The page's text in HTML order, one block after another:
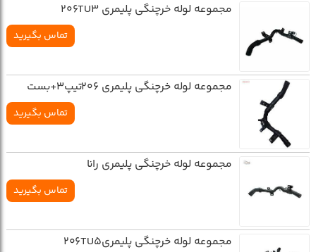
مجموعه لوله خرچنگي پليمري 206TU3
تماس بگیرید
مجموعه لوله خرچنگي پليمري 206تيپ3+بست
تماس بگیرید
مجموعه لوله خرچنگي پليمري رانا
تماس بگیرید
مجموعه لوله خرچنگي پليمري206TU5